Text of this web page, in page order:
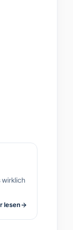
wirklich
lesen